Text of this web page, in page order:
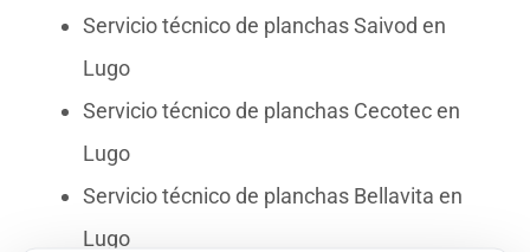
Servicio técnico de planchas Saivod en
Lugo
Servicio técnico de planchas Cecotec en
Lugo
Servicio técnico de planchas Bellavita en
Lugo